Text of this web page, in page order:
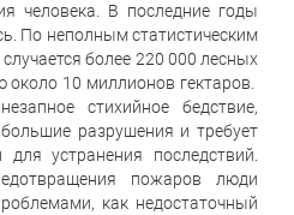
человека. В последние годы
По неполным статистическим
более 220 000 лесных
10 миллионов гектаров.
стихийное бедствие,
разрушения и требует
устранения последствий.
пожаров люди
как недостаточный